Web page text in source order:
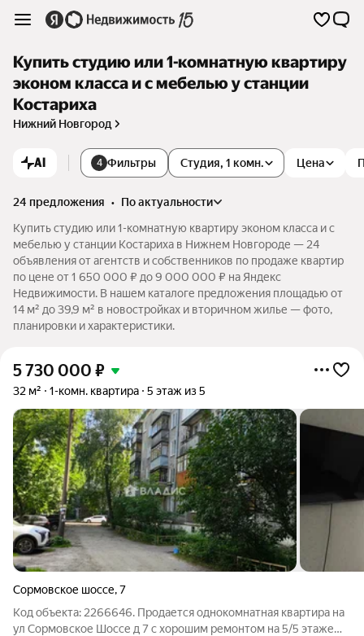
Купить студию или 1-комнатную квартиру
эконом класса и с мебелью у станции
Костариха
Нижний Новгород
AI 4 Фильтры Студия, 1 комн. Цена
24 предложения •
по актуальности
Купить студию или 1-комнатную квартиру эконом класса и с
мебелью у станции Костариха в Нижнем Новгороде — 24
объявления от агентств и собственников по продаже квартир
по цене от 1 650 000 ₽ до 9 000 000 ₽ на Яндекс
Недвижимости. В нашем каталоге предложения площадью от
14 м² до 39,9 м² в новостройках и вторичном жилье — фото,
планировки и характеристики.
5 730 000 ₽
32 м² 1-комн. квартира 5 этаж из 5
Сормовское шоссе,7
Код объекта: 2266646. Продается однокомнатная квартира на
ул Сормовское Шоссе д 7 с хорошим ремонтом на 5/5 этаже